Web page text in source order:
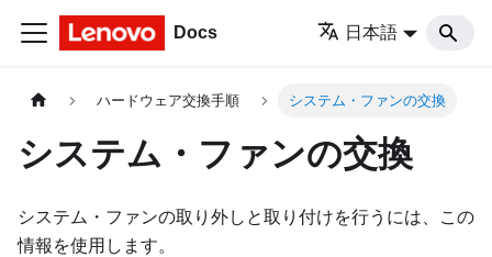
Docs 日本語
ハードウェア交換手順 システム・ファンの交換
システム・ファンの交換
システム・ファンの取り外しと取り付けを行うには、この
情報を使用します。